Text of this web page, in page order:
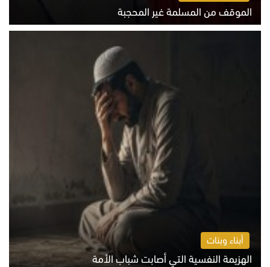
الموقف من المسلمة غير المحجبة
الخميس 6 أغسطس 2026 10:45 ص
أبناء وبنات
الهزيمة النفسية التي أصابت شباب الأمة